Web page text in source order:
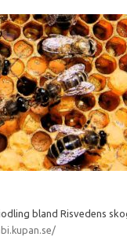
bland Risvedens